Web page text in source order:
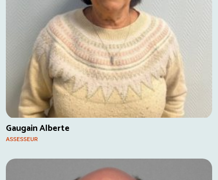
Gaugain Alberte
ASSESSEUR